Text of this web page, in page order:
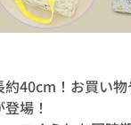
約40cm！お買い
場！